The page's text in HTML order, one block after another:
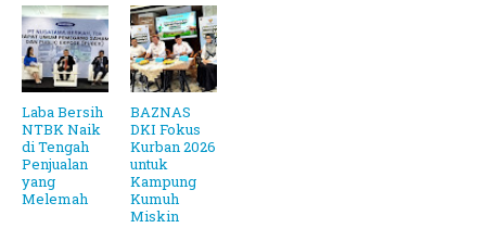
Laba Bersih
NTBK Naik
di Tengah
Penjualan
yang
Melemah
BAZNAS
DKI Fokus
Kurban 2026
untuk
Kampung
Kumuh
Miskin